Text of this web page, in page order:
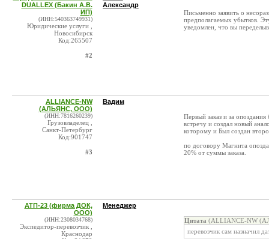
DUALLEX (Бакин А.В.
ИП)
(ИНН:540363749931)
Юридические услуги ,
Новосибирск
Код:265507
#2
Александр
Письменно заявить о
предполагаемых убытков.
уведомлен, что вы
ALLIANCE-NW
(АЛЬЯНС, ООО)
(ИНН:7816260239)
Грузовладелец ,
Санкт-Петербург
Код:901747
#3
Вадим
Первый заказ и за
встречу и создал новый
которому и Был создан
по договору Магнита
20% от суммы заказа.
АТП-23 (фирма ДОК,
ООО)
(ИНН:2308034768)
Экспедитор-перевозчик ,
Краснодар
Менеджер
Цитата (ALLIANCE-NW
перевозчик сам назначил